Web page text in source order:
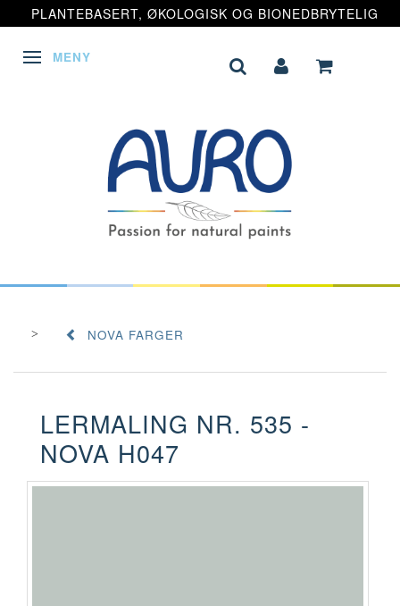
PLANTEBASERT, ØKOLOGISK OG BIONEDBRYTELIG
VEKSLE NAVIGASJON
MENY
NOVA FARGER
LERMALING NR. 535 -
NOVA H047